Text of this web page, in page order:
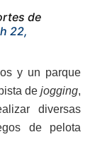
de
22,
y un parque
de jogging,
diversas
de pelota